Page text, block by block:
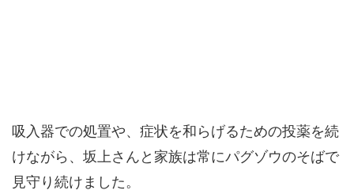
吸入器での処置や、症状を和らげるための投薬を続
けながら、坂上さんと家族は常にパグゾウのそばで
見守り続けました。